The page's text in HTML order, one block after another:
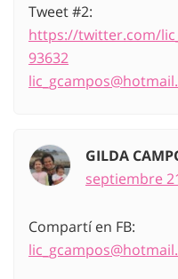
Tweet #2:
https://twitter.com/
93632
GILDA
septiembre
Compartí en FB: